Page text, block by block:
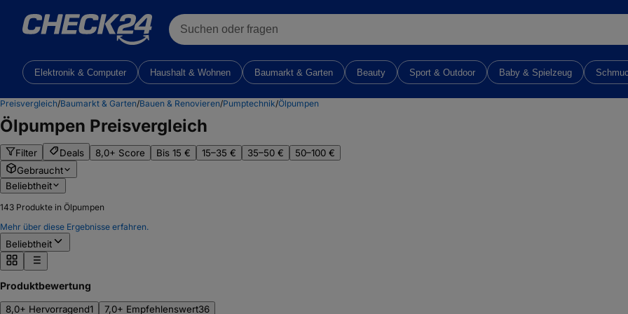
Suchen oder fragen
Elektronik & Computer Haushalt & Wohnen Baumarkt & Garten Beauty Sport & Outdoor Baby & Spielzeug
Preisvergleich/Baumarkt & Garten/Bauen & Renovieren/Pumptechnik/Ölpumpen
Ölpumpen Preisvergleich
Filter Deals 8,0+ Score Bis 15 € 15–35 € 35–50 €
50–100 €
Gebraucht
Beliebtheit
143 Produkte in Ölpumpen
Mehr über diese Ergebnisse erfahren.
Beliebtheit
Produktbewertung
8,0+ Hervorragend1 7,0+ Empfehlenswert36